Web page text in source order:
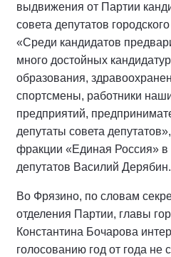
выдвижения от Партии
совета депутатов
«Среди кандидатов
много достойных
образования,
спортсмены, работники
предприятий,
депутаты совета
фракции «Единая Россия» в
депутатов Василий Дерябин.
Во Фрязино, по словам
отделения Партии, главы
Константина Бочарова
голосованию год от года не